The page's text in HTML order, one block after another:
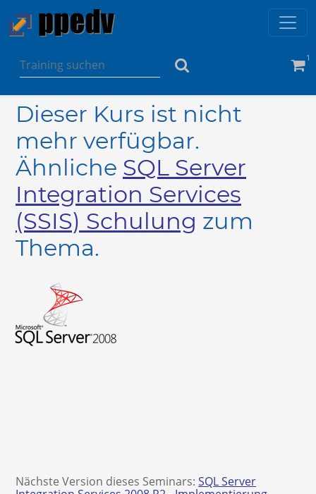
1
Dieser Kurs ist nicht
mehr verfügbar.
Ähnliche SQL Server
Integration Services
(SSIS) Schulung zum
Thema.
Nächste Version dieses Seminars: SQL Server